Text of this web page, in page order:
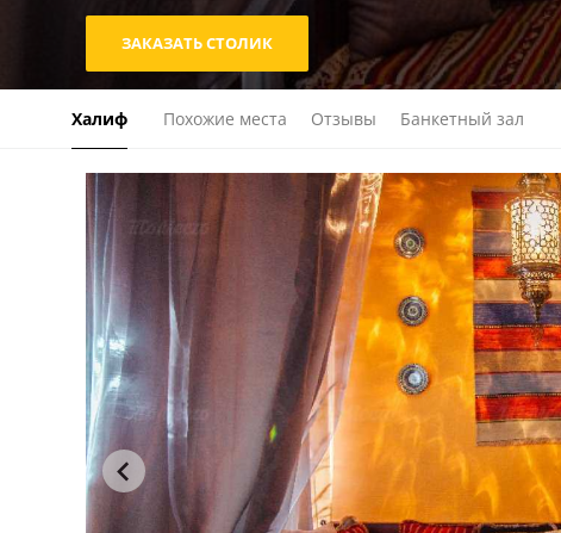
ЗАКАЗАТЬ СТОЛИК
Халиф Похожие места Отзывы Банкетный зал